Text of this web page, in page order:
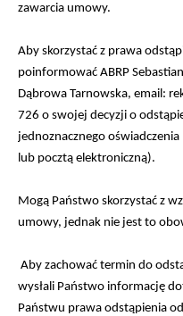
zawarcia umowy.
Aby skorzystać z prawa
poinformować ABRP
Dąbrowa Tarnowska, email:
726 o swojej decyzji o
jednoznacznego
lub pocztą elektroniczną).
Mogą Państwo skorzystać z
umowy, jednak nie jest to
Aby zachować termin do
wysłali Państwo informację
Państwu prawa odstąpienia